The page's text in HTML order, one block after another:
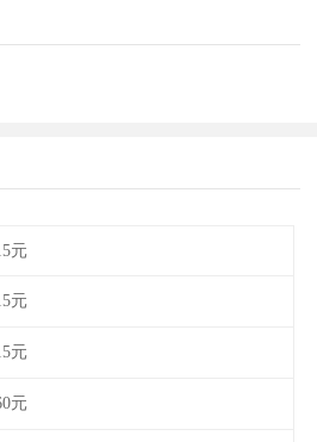
元
元
元
元